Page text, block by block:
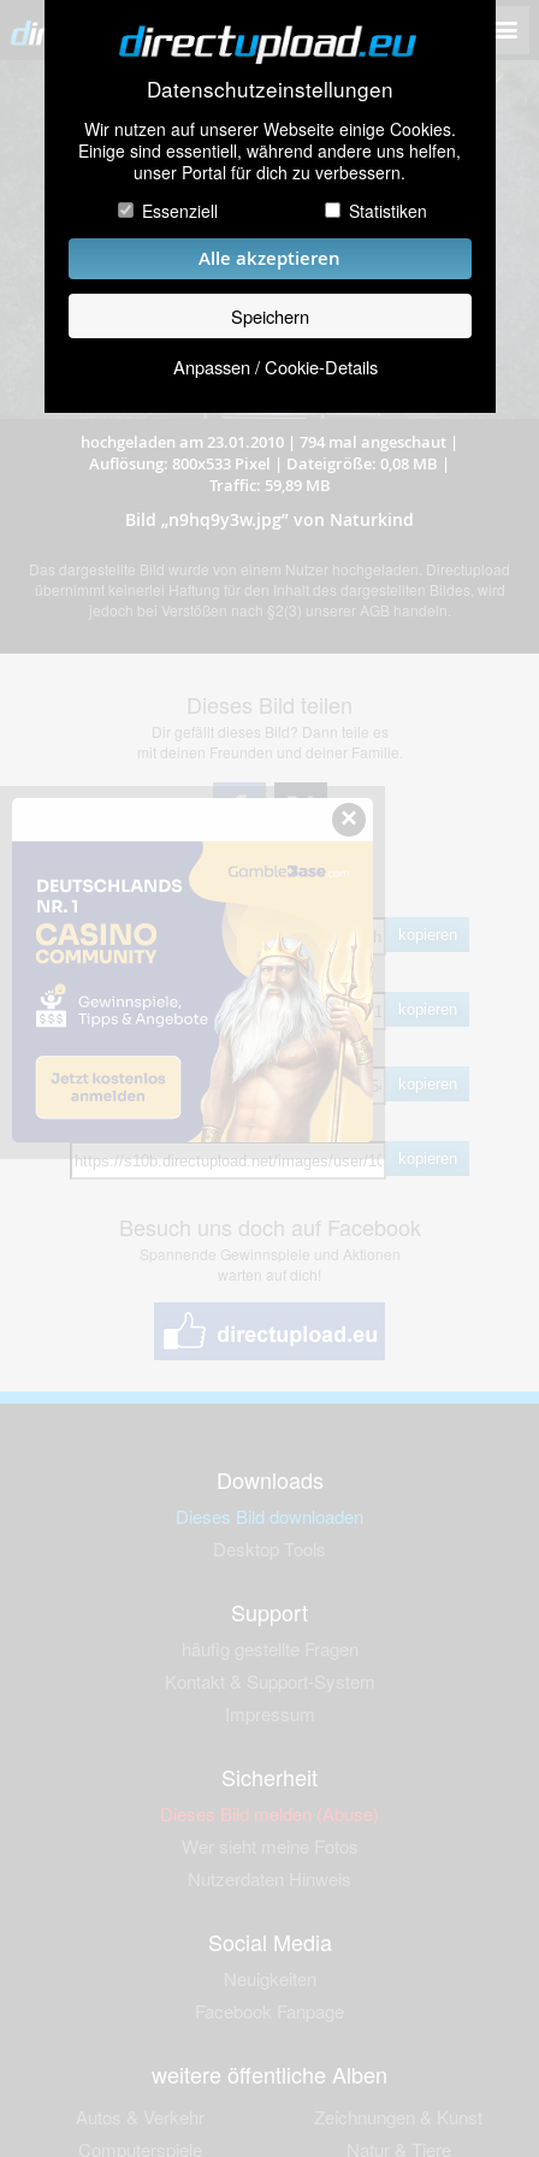
Datenschutzeinstellungen
Wir nutzen auf unserer Webseite einige Cookies.
Einige sind essentiell, während andere uns helfen,
unser Portal für dich zu verbessern.
Essenziell
Statistiken
Alle akzeptieren
Speichern
Anpassen / Cookie-Details
hochgeladen am 23.01.2010 | 794 mal angeschaut |
Auflösung: 800x533 Pixel | Dateigröße: 0,08 MB |
Traffic: 59,89 MB
Bild „n9hq9y3w.jpg” von Naturkind
Das dargestellte Bild wurde von einem Nutzer hochgeladen. Directupload
übernimmt keinerlei Haftung für den Inhalt des dargestellten Bildes, wird
jedoch bei Verstößen nach §2(3) unserer AGB handeln.
Dieses Bild teilen
Dir gefällt dieses Bild? Dann teile es
mit deinen Freunden und deiner Familie.
Share Links
kopieren
HTML
kopieren
BB Code
kopieren
kopieren
Besuch uns doch auf Facebook
Spannende Gewinnspiele und Aktionen
warten auf dich!
Downloads
Dieses Bild downloaden
Support
Sicherheit
Dieses Bild melden (Abuse)
Social Media
weitere öffentliche Alben
×